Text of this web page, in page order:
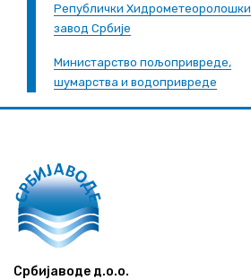
Републички Хидрометеоролошки
завод Србије
Министарство пољопривреде,
шумарства и водопривреде
Србијаводе д.о.о.